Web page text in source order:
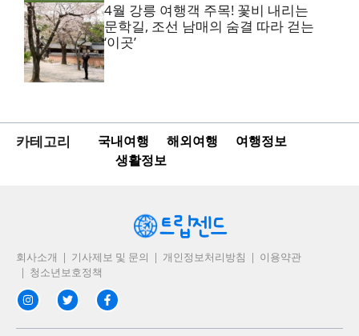
4월 강릉 여행객 주목! 꽃비 내리는
문학길, 조선 남매의 숨결 따라 걷는
‘이곳’
카테고리 국내여행 해외여행
여행정보
생활정보
회사소개 기사제보 및 문의 개인정보처리방침
이용약관
청소년보호정책